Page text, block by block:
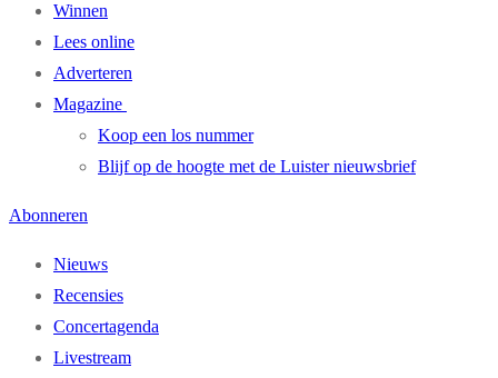
Winnen
Lees online
Adverteren
Magazine
Koop een los nummer
Blijf op de hoogte met de Luister nieuwsbrief
Abonneren
Nieuws
Recensies
Concertagenda
Livestream